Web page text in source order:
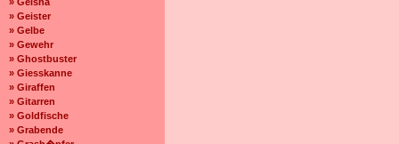
» Geister
» Gelbe
» Gewehr
» Ghostbuster
» Giesskanne
» Giraffen
» Gitarren
» Goldfische
» Grabende